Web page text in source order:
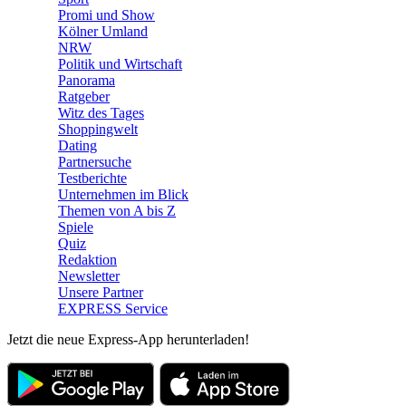
Promi und Show
Kölner Umland
NRW
Politik und Wirtschaft
Panorama
Ratgeber
Witz des Tages
Shoppingwelt
Dating
Partnersuche
Testberichte
Unternehmen im Blick
Themen von A bis Z
Spiele
Quiz
Redaktion
Newsletter
Unsere Partner
EXPRESS Service
Jetzt die neue Express-App herunterladen!